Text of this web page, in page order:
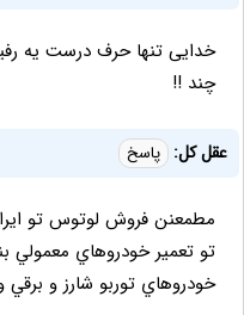
خدایی تنها حرف درست یه
چند !!
عقل كل: پاسخ
مطمعنن فروش لوتوس تو
تو تعمير خودروهاي معمولي
خودروهاي توربو شارز و برقي